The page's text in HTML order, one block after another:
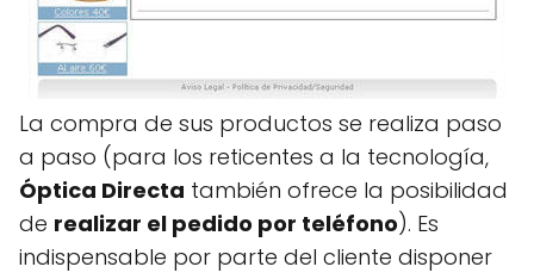
La compra de sus productos se realiza paso
a paso (para los reticentes a la tecnología,
Óptica Directa también ofrece la posibilidad
de realizar el pedido por teléfono). Es
indispensable por parte del cliente disponer